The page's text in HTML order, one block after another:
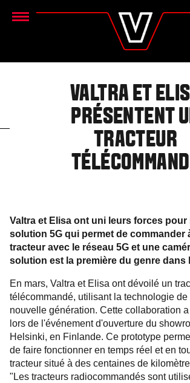
Menu
VALTRA ET
PRÉSENTENT
TRACTEUR
Valtra et Elisa ont uni leurs forces
solution 5G qui permet de commander
tracteur avec le réseau 5G et une
solution est la première du genre dans
En mars, Valtra et Elisa ont dévoilé un
télécommandé, utilisant la technologie de
nouvelle génération. Cette collaboration
lors de l'événement d'ouverture du
Helsinki, en Finlande. Ce prototype
de faire fonctionner en temps réel et en
tracteur situé à des centaines de
"Les tracteurs radiocommandés sont